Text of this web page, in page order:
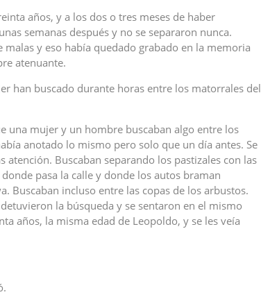
años, y a los dos o tres meses de haber
semanas después y no se separaron nunca.
y eso había quedado grabado en la memoria
atenuante.
han buscado durante horas entre los matorrales del
una mujer y un hombre buscaban algo entre los
anotado lo mismo pero solo que un día antes. Se
Buscaban separando los pastizales con las
pasa la calle y donde los autos braman
Buscaban incluso entre las copas de los arbustos.
la búsqueda y se sentaron en el mismo
años, la misma edad de Leopoldo, y se les veía